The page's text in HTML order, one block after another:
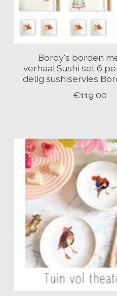
Bordy's borden
verhaal Sushi set 6
delig sushiservies
€119,00